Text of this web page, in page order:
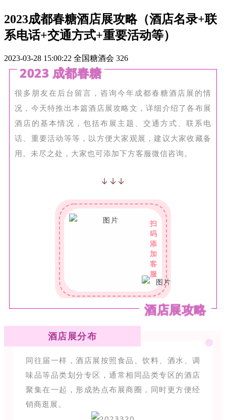
2023成都春糖酒店展攻略（酒店名录+联
系电话+交通方式+重要活动等）
2023-03-28 15:00:22 全国糖酒会 326
2023 成都春糖
很多朋友在后台留言，咨询今年成都春糖酒店展的情
况，今天特推出本篇酒店展攻略文，详细介绍了各布展
酒店的基本情况，包括布展主题、交通方式、联系电
话、重要活动等等，以方便大家观展，建议大家收藏备
用。 未尽之处，大家也可添加下方客服微信咨询。
↓↓↓
扫
码
添
加
客
服
酒店展攻略
酒店展分布
同往届一样，酒店展按照食品、饮料、酒水、调
味品等品类划分专区，通常相同品类专区的酒店
聚集在一起，形成热点布展商圈，同时更方便经
销商逛展。